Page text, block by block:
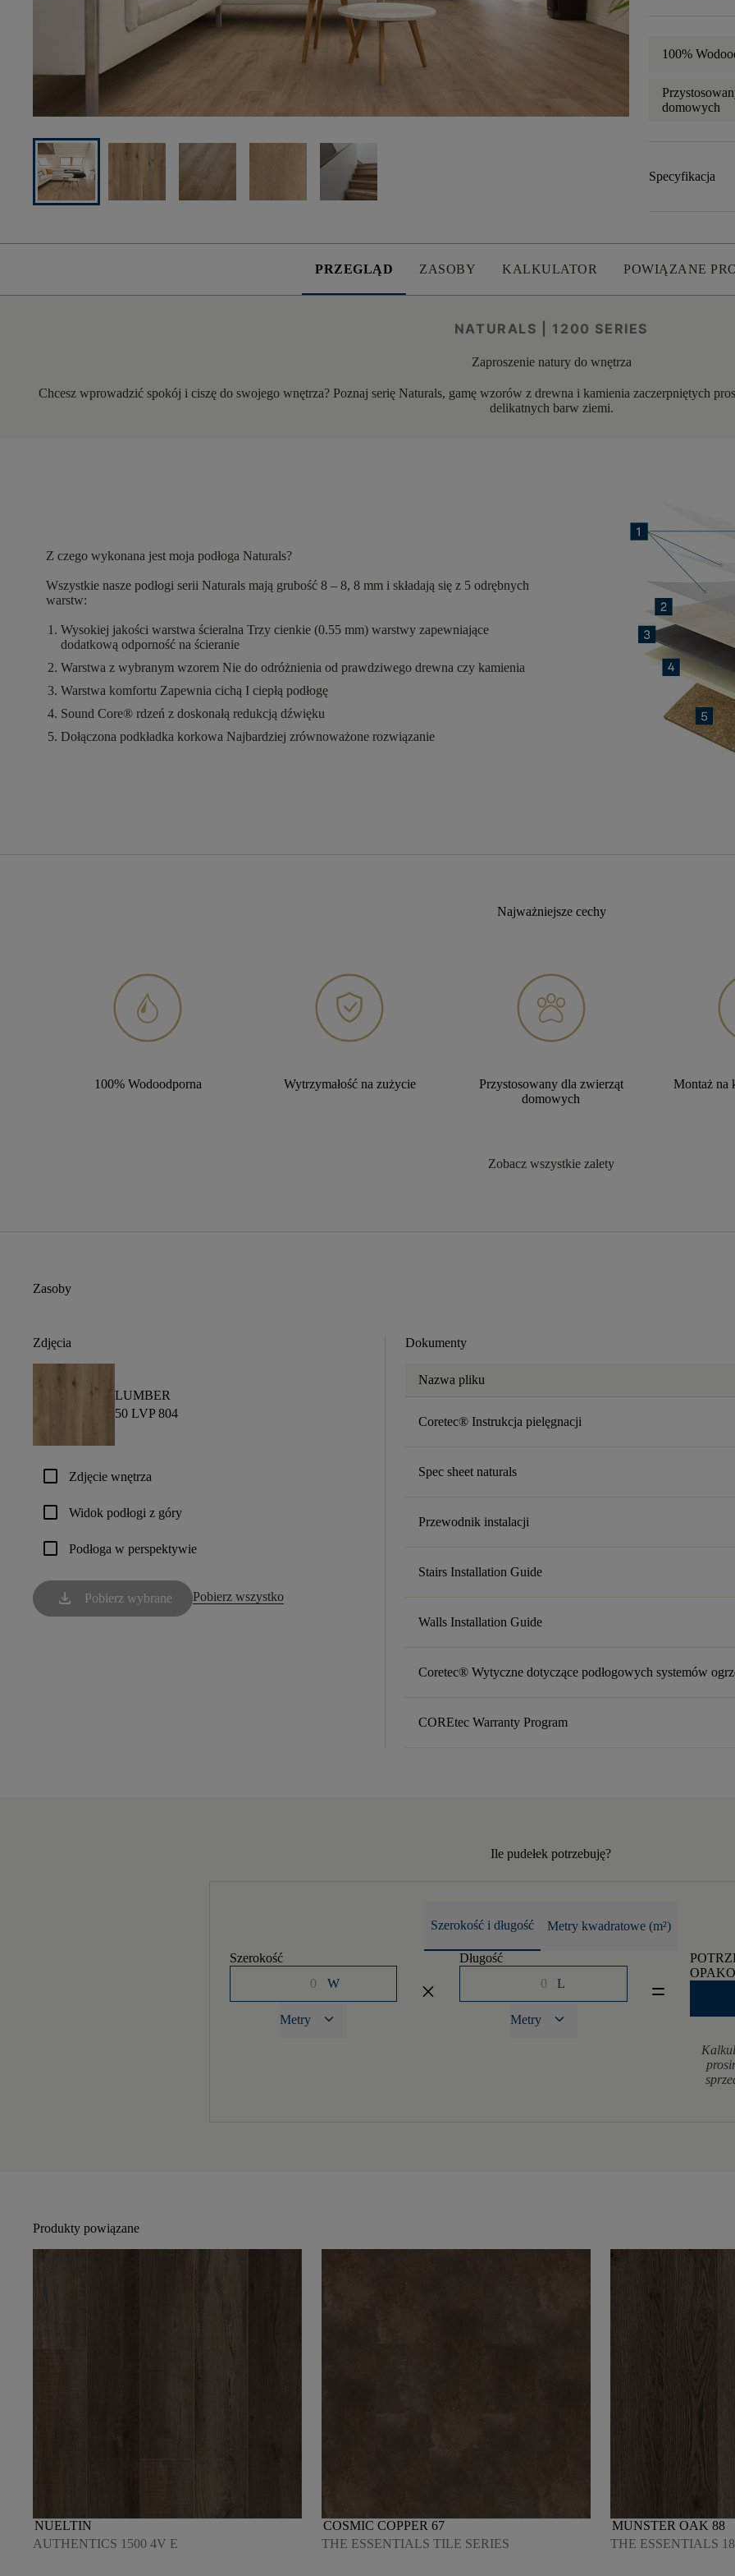
100%
domowych
Specyfikacja
PRZEGLĄD ZASOBY KALKULATOR POWIĄZANE
NATURALS | 1200 SERIES
Zaproszenie natury do wnętrza
Chcesz wprowadzić spokój i ciszę do swojego wnętrza? Poznaj serię Naturals, gamę wzorów z drewna i kamienia zaczerpniętych
delikatnych barw ziemi.
Z czego wykonana jest moja podłoga Naturals?
Wszystkie nasze podłogi serii Naturals mają grubość 8 – 8, 8 mm i składają się z 5 odrębnych
warstw:
Wysokiej jakości warstwa ścieralna Trzy cienkie (0.55 mm) warstwy zapewniające
dodatkową odporność na ścieranie
Warstwa z wybranym wzorem Nie do odróżnienia od prawdziwego drewna czy kamienia
Warstwa komfortu Zapewnia cichą I ciepłą podłogę
Sound Core® rdzeń z doskonałą redukcją dźwięku
Dołączona podkładka korkowa Najbardziej zrównoważone rozwiązanie
Najważniejsze cechy
100% Wodoodporna Wytrzymałość na zużycie
Przystosowany dla zwierząt
domowych
Montaż na
Zobacz wszystkie zalety
Zasoby
Zdjęcia
LUMBER
50 LVP 804
check_box_outline_blank Zdjęcie wnętrza
check_box_outline_blank Widok podłogi z góry
check_box_outline_blank Podłoga w perspektywie
download Pobierz wybrane Pobierz wszystko
Dokumenty
Nazwa pliku
Coretec® Instrukcja pielęgnacji
Spec sheet naturals
Przewodnik instalacji
Stairs Installation Guide
Walls Installation Guide
Coretec® Wytyczne dotyczące podłogowych systemów
COREtec Warranty Program
Ile pudełek potrzebuję?
Szerokość i długość Metry kwadratowe (m²)
Szerokość
W
Metry keyboard_arrow_down
close
Długość
L
Metry keyboard_arrow_down
equal
Produkty powiązane
NUELTIN
AUTHENTICS 1500 4V E
COSMIC COPPER 67
THE ESSENTIALS TILE SERIES
MUNSTER OAK 88
THE ESSENTIALS